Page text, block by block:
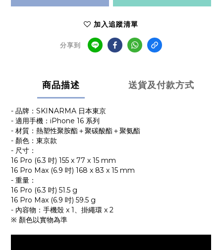
加入追蹤清單
分享到
商品描述 送貨及付款方式
- 品牌：SKINARMA 日本東京
- 適用手機：iPhone 16 系列
- 材質：熱塑性聚胺酯＋聚碳酸酯＋聚氨酯
- 顏色：東京款
- 尺寸：
16 Pro (6.3 吋) 155 x 77 x 15 mm
16 Pro Max (6.9 吋) 168 x 83 x 15 mm
- 重量：
16 Pro (6.3 吋) 51.5 g
16 Pro Max (6.9 吋) 59.5 g
- 內容物：手機殼 x 1、掛繩環 x 2
※ 顏色以實物為準